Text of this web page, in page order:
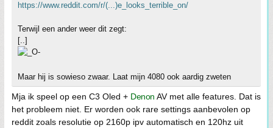
https://www.reddit.com/r/(...)e_looks_terrible_on/
Terwijl een ander weer dit zegt:
[..]
Maar hij is sowieso zwaar. Laat mijn 4080 ook aardig zweten
Mja ik speel op een C3 Oled + Denon AV met alle features. Dat is
het probleem niet. Er worden ook rare settings aanbevolen op
reddit zoals resolutie op 2160p ipv automatisch en 120hz uit